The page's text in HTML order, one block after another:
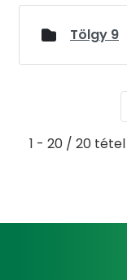
Tölgy 9
1 - 20 / 20